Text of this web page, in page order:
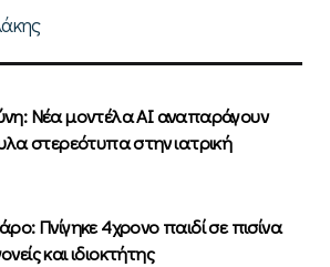
Νέα μοντέλα ΑΙ αναπαράγουν
στερεότυπα στην ιατρική
Πνίγηκε 4χρονο παιδί σε πισίνα
και ιδιοκτήτης